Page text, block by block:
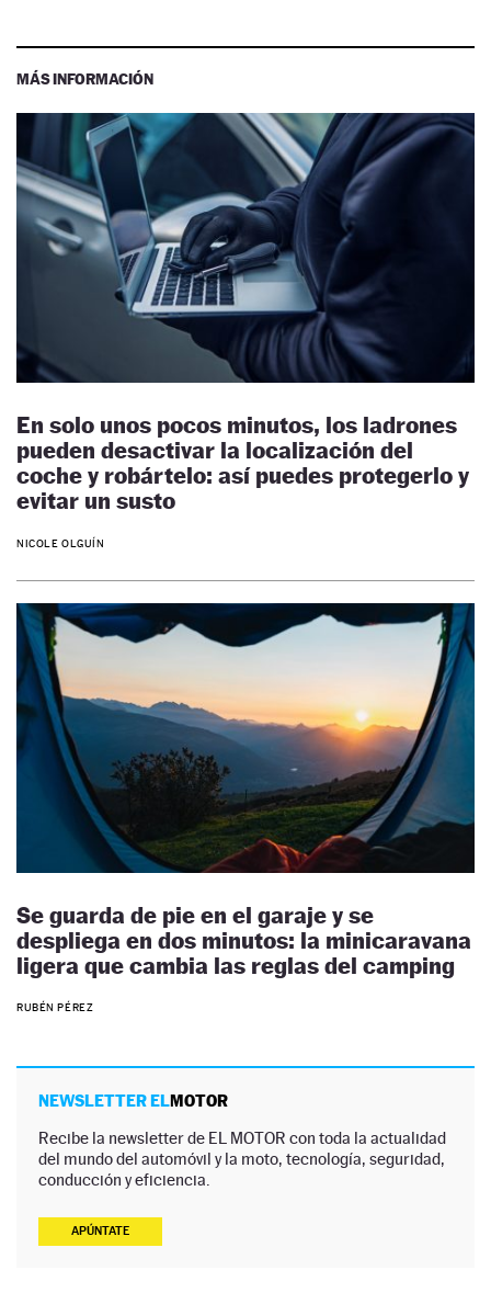
MÁS INFORMACIÓN
En solo unos pocos minutos, los ladrones
pueden desactivar la localización del
coche y robártelo: así puedes protegerlo y
evitar un susto
NICOLE OLGUÍN
Se guarda de pie en el garaje y se
despliega en dos minutos: la minicaravana
ligera que cambia las reglas del camping
RUBÉN PÉREZ
NEWSLETTER ELMOTOR
Recibe la newsletter de EL MOTOR con toda la actualidad
del mundo del automóvil y la moto, tecnología, seguridad,
conducción y eficiencia.
APÚNTATE